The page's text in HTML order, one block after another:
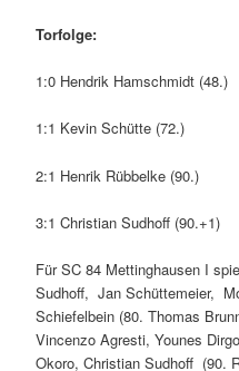
Torfolge:
1:0 Hendrik Hamschmidt (48.)
1:1 Kevin Schütte (72.)
2:1 Henrik Rübbelke (90.)
3:1 Christian Sudhoff (90.+1)
Für SC 84 Mettinghausen I
Sudhoff, Jan Schüttemeier,
Schiefelbein (80. Thomas
Vincenzo Agresti, Younes
Okoro, Christian Sudhoff (90.